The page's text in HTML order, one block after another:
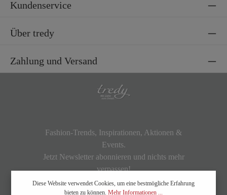
Kundenservice
Über tredy
Zahlung und Versand
Fashion-Trends, Inspirationen, Aktionen &
Events.
Jetzt Newsletter abonnieren und nichts mehr
verpassen!
Diese Website verwendet Cookies, um eine bestmögliche Erfahrung
bieten zu können. Mehr Informationen ...